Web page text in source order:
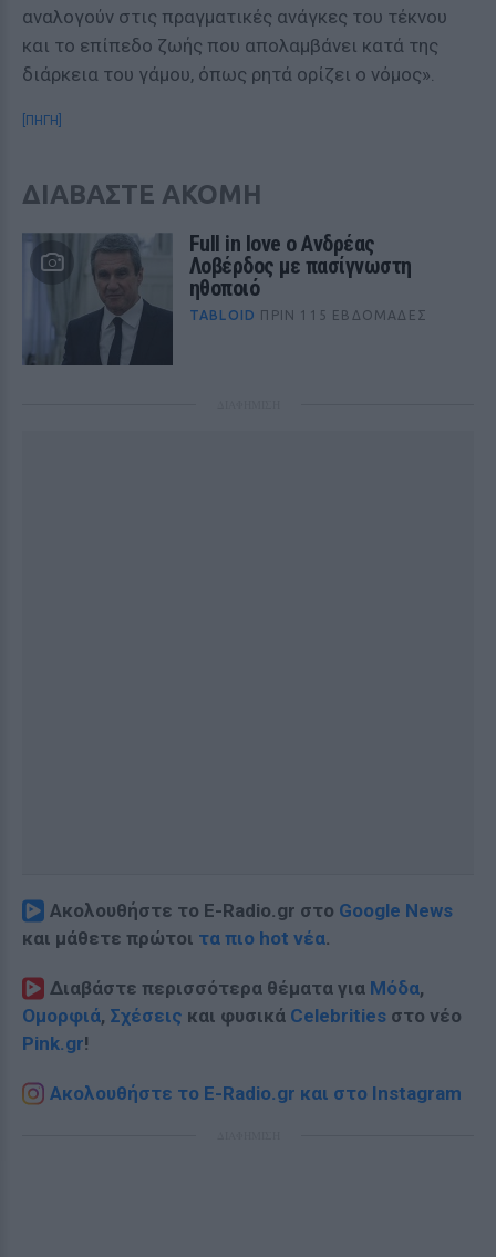
αναλογούν στις πραγματικές ανάγκες του τέκνου
και το επίπεδο ζωής που απολαμβάνει κατά της
διάρκεια του γάμου, όπως ρητά ορίζει ο νόμος».
[ΠΗΓΗ]
ΔΙΑΒΑΣΤΕ ΑΚΟΜΗ
Full in love ο Ανδρέας
Λοβέρδος με πασίγνωστη
ηθοποιό
TABLOID ΠΡΙΝ 115 ΕΒΔΟΜΆΔΕΣ
Ακολουθήστε το E-Radio.gr στο Google News
και μάθετε πρώτοι τα πιο hot νέα.
Διαβάστε περισσότερα θέματα για Μόδα,
Ομορφιά, Σχέσεις και φυσικά Celebrities στο νέο
Pink.gr!
Ακολουθήστε το E-Radio.gr και στο Instagram